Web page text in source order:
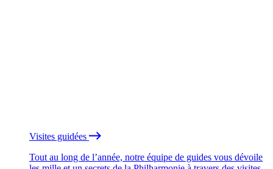
Visites guidées
Tout au long de l’année, notre équipe de guides vous dévoile